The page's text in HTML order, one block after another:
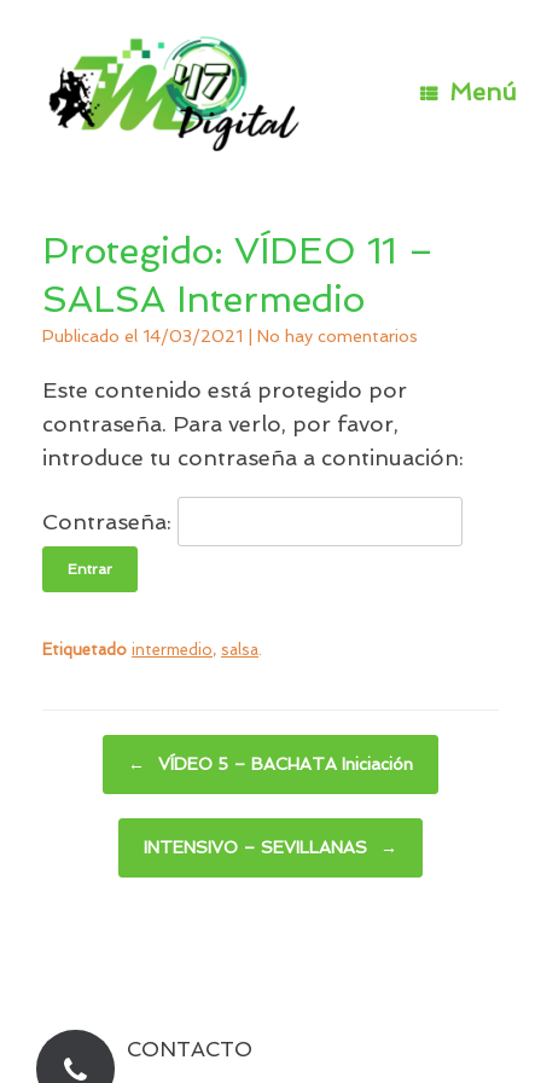
Menú
Protegido: VÍDEO 11 –
SALSA Intermedio
Publicado el 14/03/2021 No hay comentarios
Este contenido está protegido por
contraseña. Para verlo, por favor,
introduce tu contraseña a continuación:
Contraseña:
Etiquetado intermedio, salsa
← VÍDEO 5 – BACHATA Iniciación
INTENSIVO – SEVILLANAS →
CONTACTO